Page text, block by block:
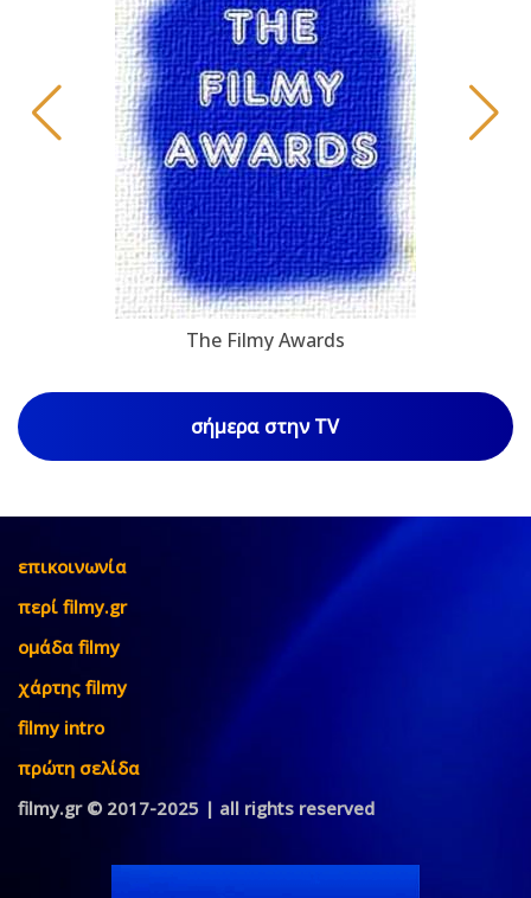
The Filmy Awards
σήμερα στην TV
επικοινωνία
περί filmy.gr
ομάδα filmy
χάρτης filmy
filmy intro
πρώτη σελίδα
filmy.gr © 2017-2025 | all rights reserved